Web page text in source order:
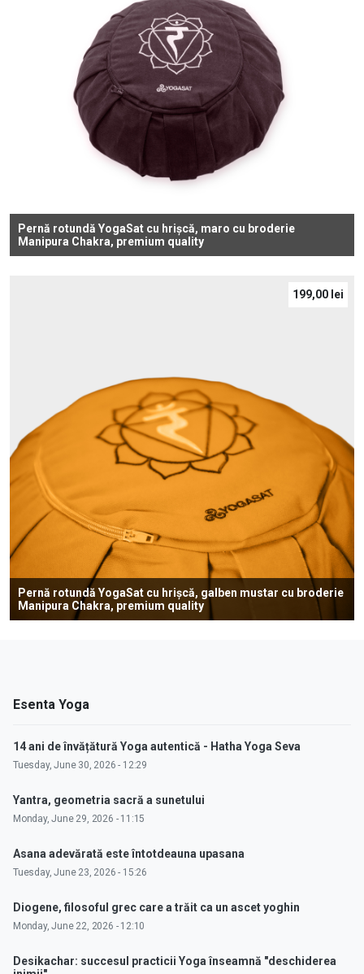
Pernă rotundă YogaSat cu hrișcă, maro cu broderie
Manipura Chakra, premium quality
Pernă rotundă YogaSat cu hrișcă, galben mustar cu broderie
Manipura Chakra, premium quality
199,00 lei
Esenta Yoga
14 ani de învățătură Yoga autentică - Hatha Yoga Seva
Tuesday, June 30, 2026 - 12:29
Yantra, geometria sacră a sunetului
Monday, June 29, 2026 - 11:15
Asana adevărată este întotdeauna upasana
Tuesday, June 23, 2026 - 15:26
Diogene, filosoful grec care a trăit ca un ascet yoghin
Monday, June 22, 2026 - 12:10
Desikachar: succesul practicii Yoga înseamnă "deschiderea